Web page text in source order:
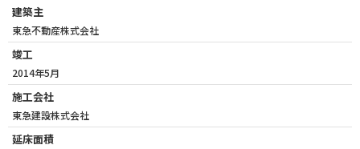
建築主
東急不動産株式会社
竣工
2014年5月
施工会社
東急建設株式会社
延床面積